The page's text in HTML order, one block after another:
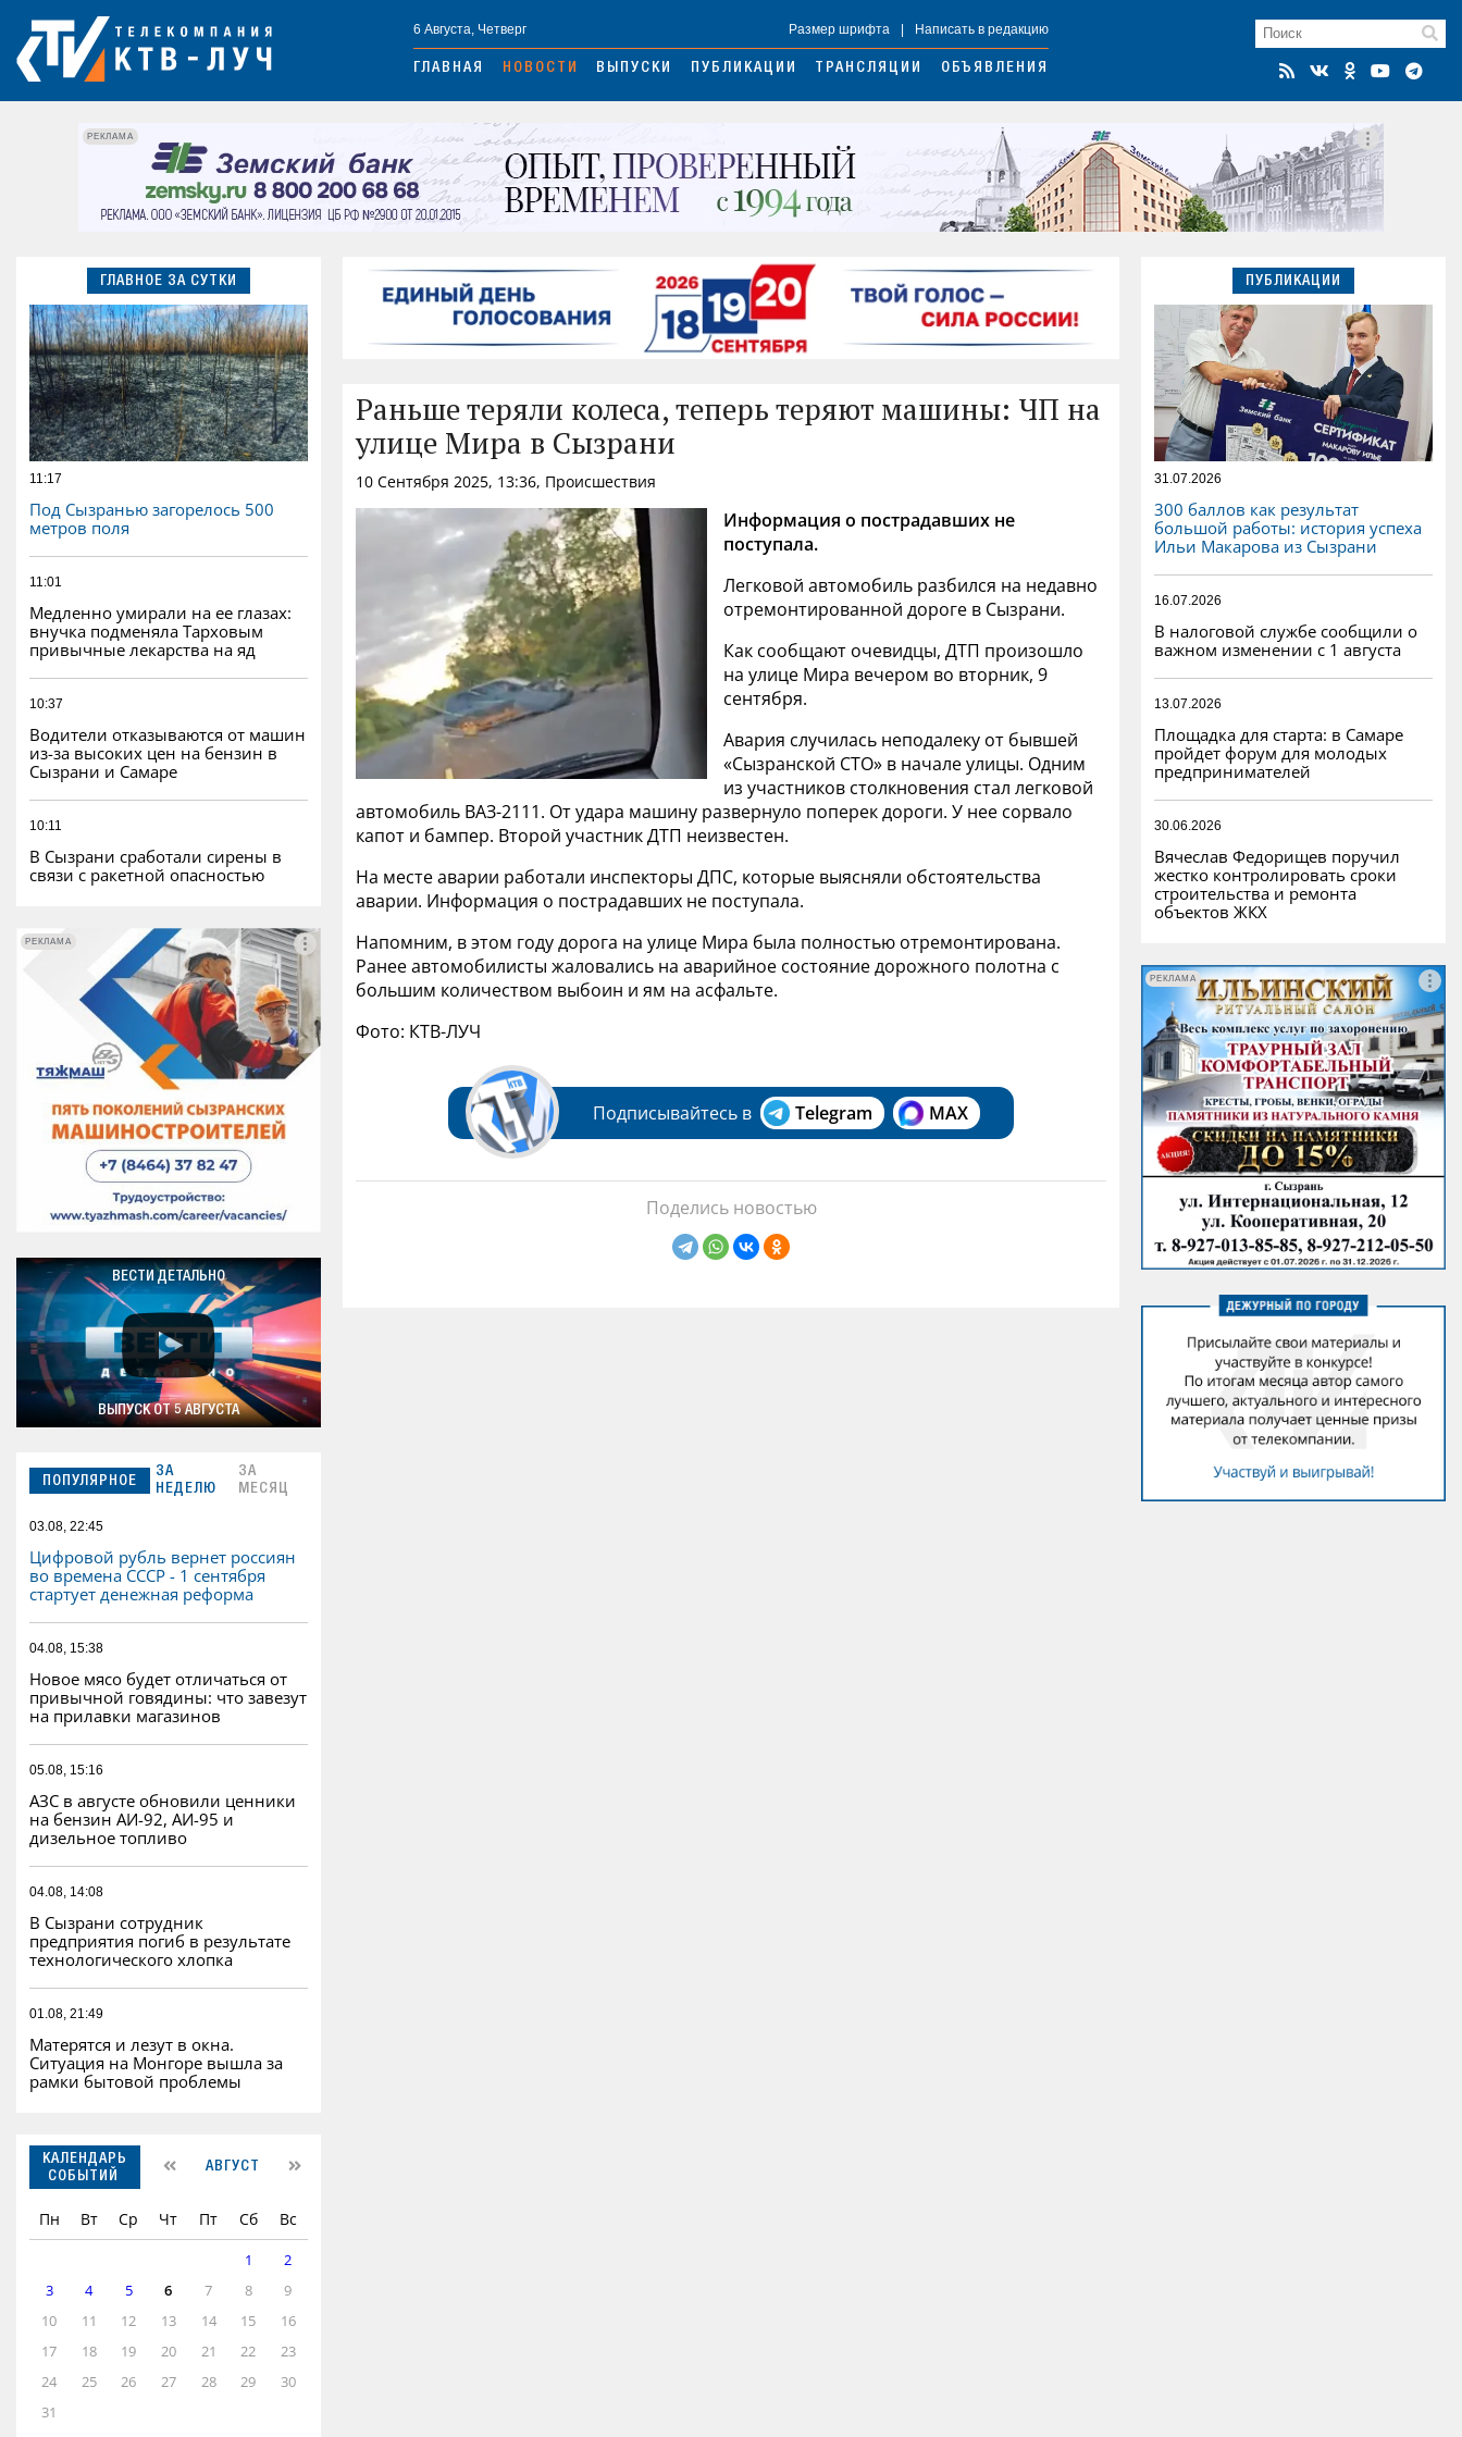
6 Августа, Четверг Размер шрифта Написать в редакцию
ГЛАВНАЯ НОВОСТИ ВЫПУСКИ ПУБЛИКАЦИИ ТРАНСЛЯЦИИ ОБЪЯВЛЕНИЯ
РЕКЛАМА
ГЛАВНОЕ ЗА СУТКИ
11:17
Под Сызранью загорелось 500
метров поля
11:01
Медленно умирали на ее глазах:
внучка подменяла Тарховым
привычные лекарства на яд
10:37
Водители отказываются от машин
из-за высоких цен на бензин в
Сызрани и Самаре
10:11
В Сызрани сработали сирены в
связи с ракетной опасностью
РЕКЛАМА РЕКЛАМА
ВЕСТИ ДЕТАЛЬНО
ВЫПУСК ОТ 5 АВГУСТА
ПОПУЛЯРНОЕ
ЗА
НЕДЕЛЮ
ЗА
МЕСЯЦ
03.08, 22:45
Цифровой рубль вернет россиян
во времена СССР - 1 сентября
стартует денежная реформа
04.08, 15:38
Новое мясо будет отличаться от
привычной говядины: что завезут
на прилавки магазинов
05.08, 15:16
АЗС в августе обновили ценники
на бензин АИ-92, АИ-95 и
дизельное топливо
04.08, 14:08
В Сызрани сотрудник
предприятия погиб в результате
технологического хлопка
01.08, 21:49
Матерятся и лезут в окна.
Ситуация на Монгоре вышла за
рамки бытовой проблемы
КАЛЕНДАРЬ
СОБЫТИЙ
АВГУСТ
Пн Вт Ср Чт Пт Сб Вс
1
2
3
4 5 6 7 8
9
10
11 12 13 14 15
16
17
18 19 20 21 22
23
24
25 26 27 28 29
30
31
Раньше теряли колеса, теперь теряют машины: ЧП на
улице Мира в Сызрани
10 Сентября 2025, 13:36, Происшествия
Информация о пострадавших не
поступала.
Легковой автомобиль разбился на недавно
отремонтированной дороге в Сызрани.
Как сообщают очевидцы, ДТП произошло
на улице Мира вечером во вторник, 9
сентября.
Авария случилась неподалеку от бывшей
«Сызранской СТО» в начале улицы. Одним
из участников столкновения стал легковой
автомобиль ВАЗ-2111. От удара машину развернуло поперек дороги. У нее сорвало
капот и бампер. Второй участник ДТП неизвестен.
На месте аварии работали инспекторы ДПС, которые выясняли обстоятельства
аварии. Информация о пострадавших не поступала.
Напомним, в этом году дорога на улице Мира была полностью отремонтирована.
Ранее автомобилисты жаловались на аварийное состояние дорожного полотна с
большим количеством выбоин и ям на асфальте.
Фото: КТВ-ЛУЧ
Подписывайтесь в Telegram MAX
Поделись новостью
ПУБЛИКАЦИИ
31.07.2026
300 баллов как результат
большой работы: история успеха
Ильи Макарова из Сызрани
16.07.2026
В налоговой службе сообщили о
важном изменении с 1 августа
13.07.2026
Площадка для старта: в Самаре
пройдет форум для молодых
предпринимателей
30.06.2026
Вячеслав Федорищев поручил
жестко контролировать сроки
строительства и ремонта
объектов ЖКХ
РЕКЛАМА